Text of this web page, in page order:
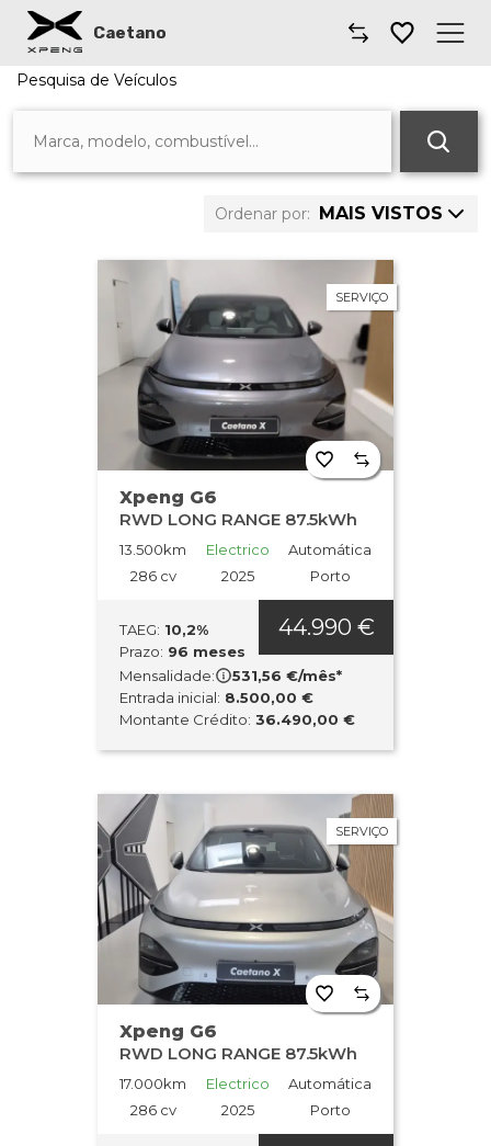
Caetano
Comprar XPENG
Carros XPENG
Oficinas XPENG
Onde estamos
Pesquisa de Veículos
11 veículos encontrados
Guardar Pesquisa
Ordenar por: MAIS VISTOS
Preço: Mais
Preço: Mais
baixo
Km: Mais alto
Km: Mais baixo
Ano: Mais
recente
Ano: Mais
Potência: Mais
Potência: Mais
Mais vistos
SERVIÇO
Xpeng G6
RWD LONG RANGE 87.5kWh
13.500km
286 cv
Electrico
2025
Automática
Porto
TAEG: 10,2%
Prazo: 96 meses
Mensalidade:
531,56 €/mês*
Entrada inicial: 8.500,00 €
Montante Crédito: 36.490,00 €
44.990 €
SERVIÇO
Xpeng G6
RWD LONG RANGE 87.5kWh
17.000km
286 cv
Electrico
2025
Automática
Porto